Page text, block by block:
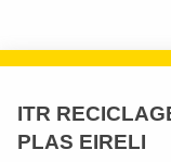
ITR
PLAS EIRELI